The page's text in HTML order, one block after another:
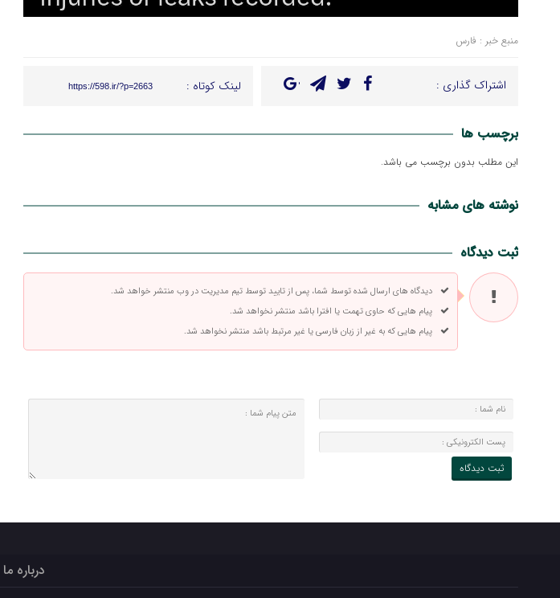
منبع خبر : فارس
اشتراک گذاری : لینک کوتاه : https://598.ir/?p=2663
برچسب ها
این مطلب بدون برچسب می باشد.
نوشته های مشابه
ثبت دیدگاه
دیدگاه های ارسال شده توسط شما، پس از تایید توسط تیم مدیریت در وب منتشر خواهد شد.
پیام هایی که حاوی تهمت یا افترا باشد منتشر نخواهد شد.
پیام هایی که به غیر از زبان فارسی یا غیر مرتبط باشد منتشر نخواهد شد.
درباره ما